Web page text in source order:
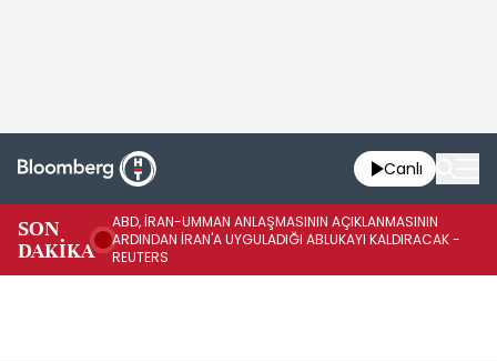
Canlı
SON
DAKİKA
ABD, İRAN-UMMAN ANLAŞMASININ AÇIKLANMASININ
ARDINDAN İRAN'A UYGULADIĞI ABLUKAYI KALDIRACAK -
REUTERS